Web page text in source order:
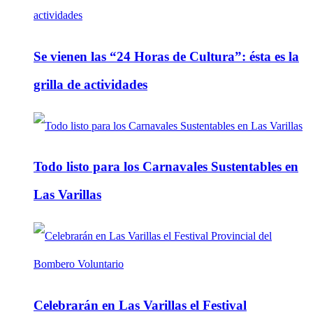
Se vienen las “24 Horas de Cultura”: ésta es la
grilla de actividades
Todo listo para los Carnavales Sustentables en
Las Varillas
Celebrarán en Las Varillas el Festival